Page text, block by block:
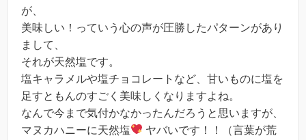
が、
美味しい！っていう心の声が圧勝したパターンがあり
まして、
それが天然塩です。
塩キャラメルや塩チョコレートなど、甘いものに塩を
足すともんのすごく美味しくなりますよね。
なんで今まで気付かなかったんだろうと思いますが、
マヌカハニーに天然塩
ヤバいです！！（言葉が荒